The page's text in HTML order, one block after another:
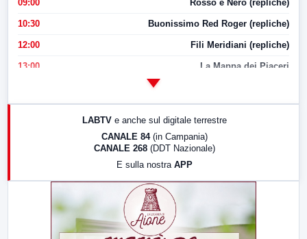
09:00 Rosso e Nero (repliche)
10:30 Buonissimo Red Roger (repliche)
12:00 Fili Meridiani (repliche)
13:00 La Mappa dei Piaceri
17:00 LabNews (replica)
LABTV e anche sul digitale terrestre
CANALE 84 (in Campania)
CANALE 268 (DDT Nazionale)
E sulla nostra APP